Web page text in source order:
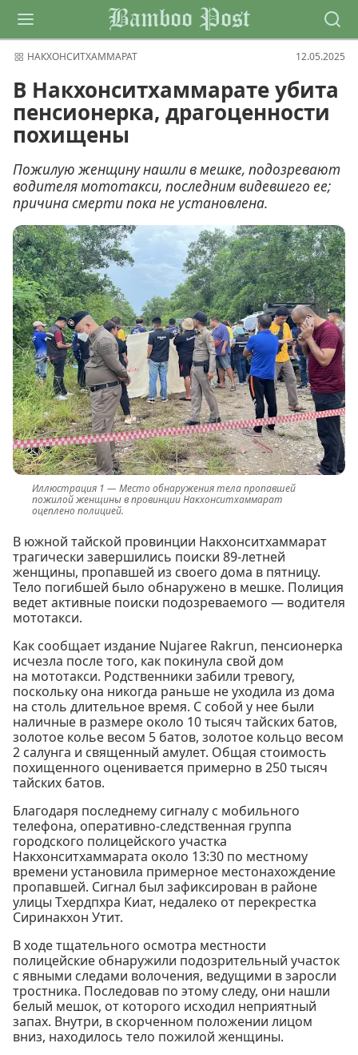
Bamboo Post
НАКХОНСИТХАММАРАТ 12.05.2025
В Накхонситхаммарате убита
пенсионерка, драгоценности
похищены
Пожилую женщину нашли в мешке, подозревают
водителя мототакси, последним видевшего ее;
причина смерти пока не установлена.
Место обнаружения тела пропавшей
пожилой женщины в провинции Накхонситхаммарат
оцеплено полицией.
В южной тайской провинции Накхонситхаммарат
трагически завершились поиски 89-летней
женщины, пропавшей из своего дома в пятницу.
Тело погибшей было обнаружено в мешке. Полиция
ведет активные поиски подозреваемого — водителя
мототакси.
Как сообщает издание Nujaree Rakrun, пенсионерка
исчезла после того, как покинула свой дом
на мототакси. Родственники забили тревогу,
поскольку она никогда раньше не уходила из дома
на столь длительное время. С собой у нее были
наличные в размере около 10 тысяч тайских батов,
золотое колье весом 5 батов, золотое кольцо весом
2 салунга и священный амулет. Общая стоимость
похищенного оценивается примерно в 250 тысяч
тайских батов.
Благодаря последнему сигналу с мобильного
телефона, оперативно-следственная группа
городского полицейского участка
Накхонситхаммарата около 13:30 по местному
времени установила примерное местонахождение
пропавшей. Сигнал был зафиксирован в районе
улицы Тхердпхра Киат, недалеко от перекрестка
Сиринакхон Утит.
В ходе тщательного осмотра местности
полицейские обнаружили подозрительный участок
с явными следами волочения, ведущими в заросли
тростника. Последовав по этому следу, они нашли
белый мешок, от которого исходил неприятный
запах. Внутри, в скорченном положении лицом
вниз, находилось тело пожилой женщины.